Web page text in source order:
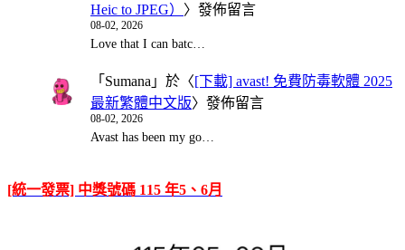
Heic to JPEG） 〉發佈留言
08-02, 2026
Love that I can batc…
「 Sumana 」於〈[下載] avast! 免費防毒軟體 2025
最新繁體中文版〉發佈留言
08-02, 2026
Avast has been my go…
[統一發票] 中獎號碼 115 年5、6月